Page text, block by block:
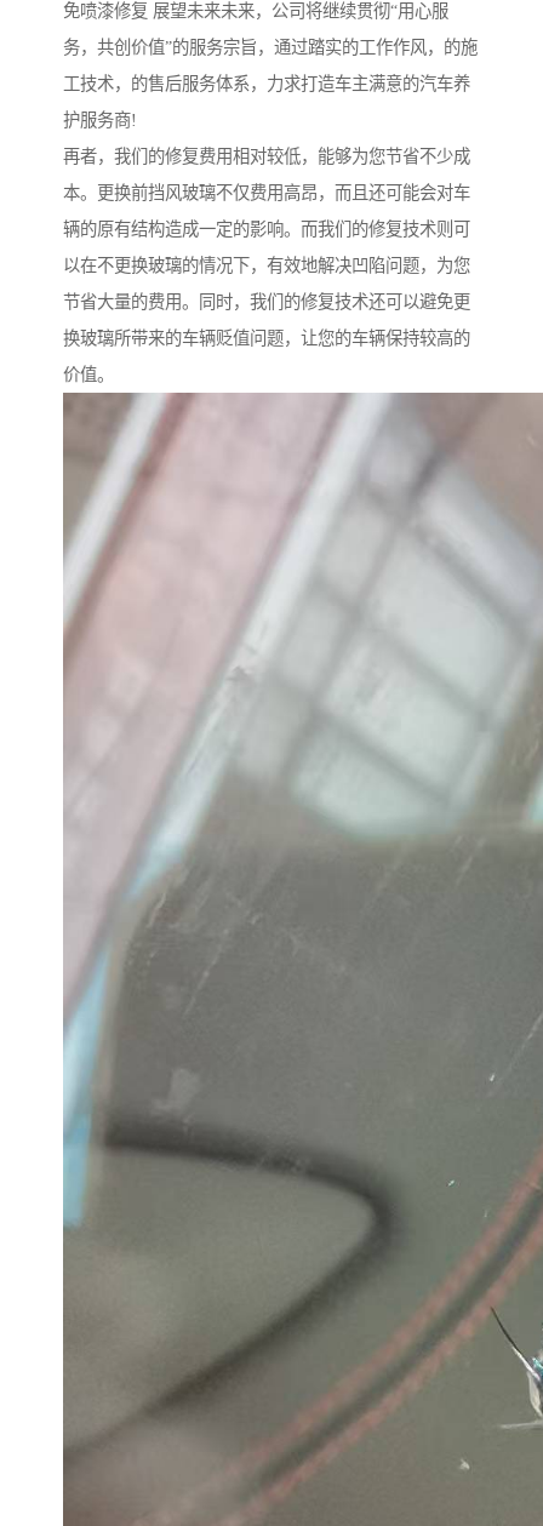
免喷漆修复 展望未来未来，公司将继续贯彻“用心服
务，共创价值”的服务宗旨，通过踏实的工作作风，的施
工技术，的售后服务体系，力求打造车主满意的汽车养
护服务商!
再者，我们的修复费用相对较低，能够为您节省不少成
本。更换前挡风玻璃不仅费用高昂，而且还可能会对车
辆的原有结构造成一定的影响。而我们的修复技术则可
以在不更换玻璃的情况下，有效地解决凹陷问题，为您
节省大量的费用。同时，我们的修复技术还可以避免更
换玻璃所带来的车辆贬值问题，让您的车辆保持较高的
价值。